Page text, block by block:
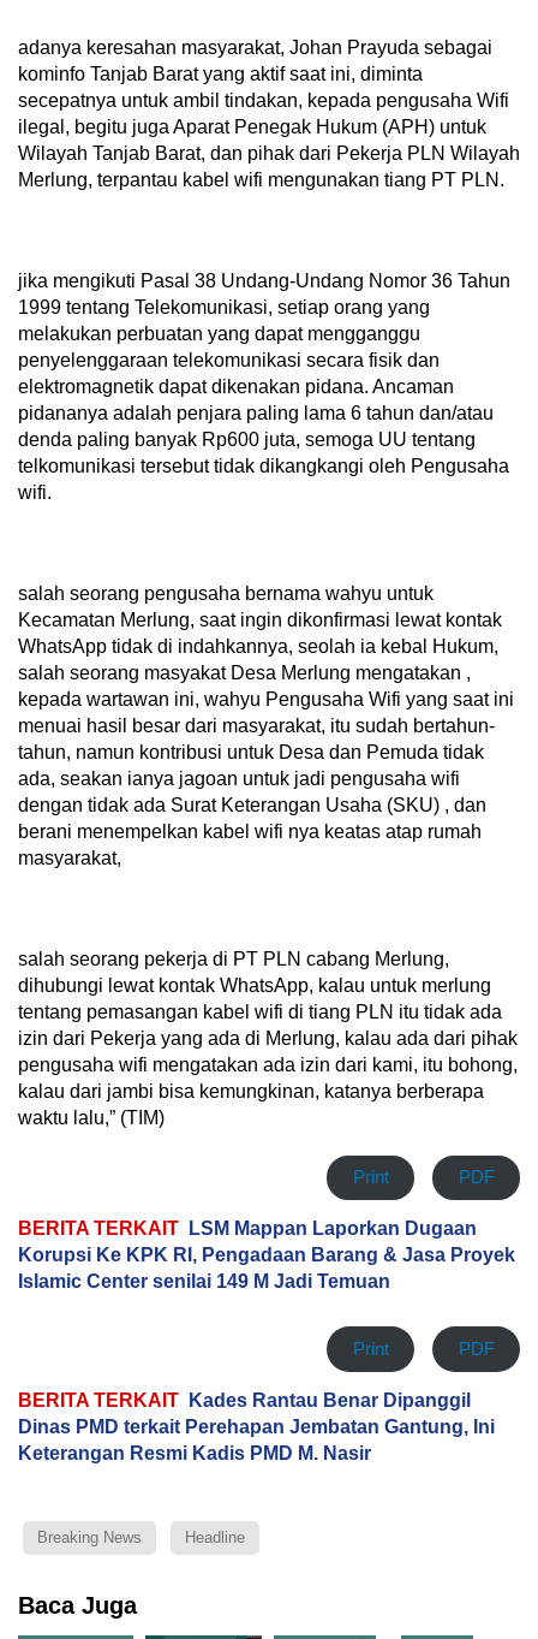
adanya keresahan masyarakat, Johan Prayuda sebagai
kominfo Tanjab Barat yang aktif saat ini, diminta
secepatnya untuk ambil tindakan, kepada pengusaha Wifi
ilegal, begitu juga Aparat Penegak Hukum (APH) untuk
Wilayah Tanjab Barat, dan pihak dari Pekerja PLN Wilayah
Merlung, terpantau kabel wifi mengunakan tiang PT PLN.
jika mengikuti Pasal 38 Undang-Undang Nomor 36 Tahun
1999 tentang Telekomunikasi, setiap orang yang
melakukan perbuatan yang dapat mengganggu
penyelenggaraan telekomunikasi secara fisik dan
elektromagnetik dapat dikenakan pidana. Ancaman
pidananya adalah penjara paling lama 6 tahun dan/atau
denda paling banyak Rp600 juta, semoga UU tentang
telkomunikasi tersebut tidak dikangkangi oleh Pengusaha
wifi.
salah seorang pengusaha bernama wahyu untuk
Kecamatan Merlung, saat ingin dikonfirmasi lewat kontak
WhatsApp tidak di indahkannya, seolah ia kebal Hukum,
salah seorang masyakat Desa Merlung mengatakan ,
kepada wartawan ini, wahyu Pengusaha Wifi yang saat ini
menuai hasil besar dari masyarakat, itu sudah bertahun-
tahun, namun kontribusi untuk Desa dan Pemuda tidak
ada, seakan ianya jagoan untuk jadi pengusaha wifi
dengan tidak ada Surat Keterangan Usaha (SKU) , dan
berani menempelkan kabel wifi nya keatas atap rumah
masyarakat,
salah seorang pekerja di PT PLN cabang Merlung,
dihubungi lewat kontak WhatsApp, kalau untuk merlung
tentang pemasangan kabel wifi di tiang PLN itu tidak ada
izin dari Pekerja yang ada di Merlung, kalau ada dari pihak
pengusaha wifi mengatakan ada izin dari kami, itu bohong,
kalau dari jambi bisa kemungkinan, katanya berberapa
waktu lalu,” (TIM)
Print PDF
BERITA TERKAIT
LSM Mappan Laporkan Dugaan
Korupsi Ke KPK RI, Pengadaan Barang & Jasa Proyek
Islamic Center senilai 149 M Jadi Temuan
Print PDF
BERITA TERKAIT
Kades Rantau Benar Dipanggil
Dinas PMD terkait Perehapan Jembatan Gantung, Ini
Keterangan Resmi Kadis PMD M. Nasir
Breaking News Headline
Baca Juga